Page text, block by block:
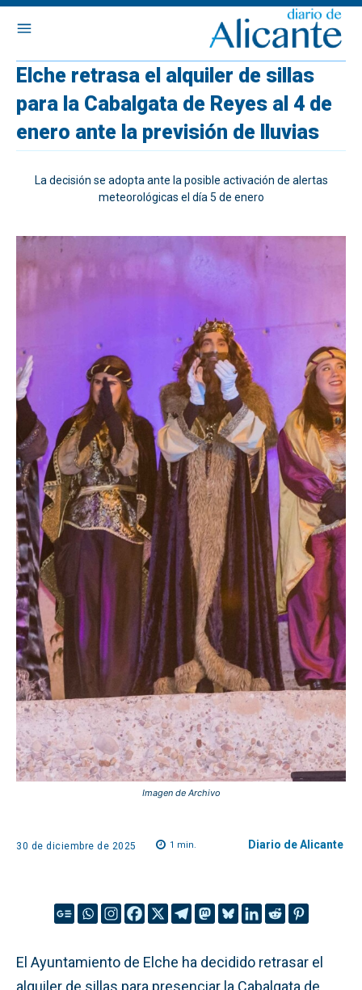
Elche retrasa el alquiler de sillas
para la Cabalgata de Reyes al 4 de
enero ante la previsión de lluvias
La decisión se adopta ante la posible activación de alertas
meteorológicas el día 5 de enero
Imagen de Archivo
30 de diciembre de 2025 1 min. Diario de Alicante
El Ayuntamiento de Elche ha decidido retrasar el
alquiler de sillas para presenciar la Cabalgata de